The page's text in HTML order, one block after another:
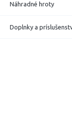
Náhradné hroty
Doplnky a